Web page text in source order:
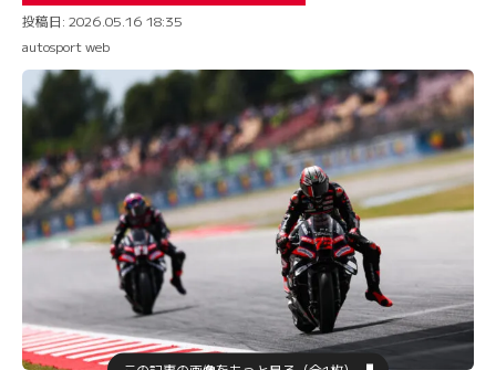
投稿日: 2026.05.16 18:35
autosport web